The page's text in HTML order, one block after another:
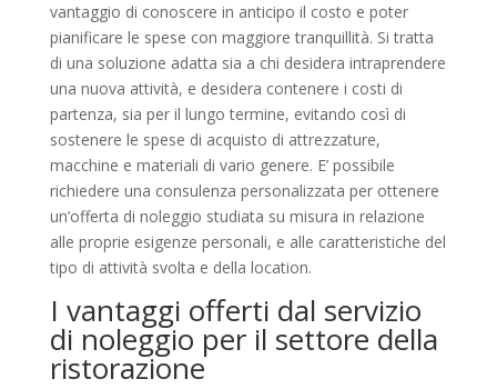
vantaggio di conoscere in anticipo il costo e poter
pianificare le spese con maggiore tranquillità. Si tratta
di una soluzione adatta sia a chi desidera intraprendere
una nuova attività, e desidera contenere i costi di
partenza, sia per il lungo termine, evitando così di
sostenere le spese di acquisto di attrezzature,
macchine e materiali di vario genere. E’ possibile
richiedere una consulenza personalizzata per ottenere
un’offerta di noleggio studiata su misura in relazione
alle proprie esigenze personali, e alle caratteristiche del
tipo di attività svolta e della location.
I vantaggi offerti dal servizio
di noleggio per il settore della
ristorazione